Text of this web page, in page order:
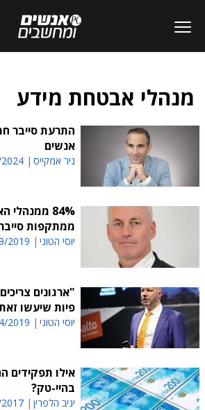
מנהלי אבטחת מידע
התרעת סייבר
אנשים
ניר אמקייס 14:16
84%
ממתקפות
יוסי הטוני 10:19
"ארגונים
פיות שיעשו
יוסי הטוני 13:45
אילו תפקידים
בהיי-טק?
יניב הלפרין 17:06